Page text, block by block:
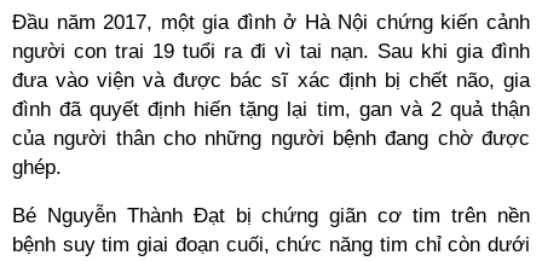
Đầu năm 2017, một gia đình ở Hà Nội chứng kiến cảnh
người con trai 19 tuổi ra đi vì tai nạn. Sau khi gia đình
đưa vào viện và được bác sĩ xác định bị chết não, gia
đình đã quyết định hiến tặng lại tim, gan và 2 quả thận
của người thân cho những người bệnh đang chờ được
ghép.
Bé Nguyễn Thành Đạt bị chứng giãn cơ tim trên nền
bệnh suy tim giai đoạn cuối, chức năng tim chỉ còn dưới